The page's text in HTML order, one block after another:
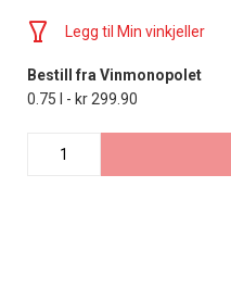
Legg til Min vinkjeller
Bestill fra Vinmonopolet
0.75 l - kr 299.90